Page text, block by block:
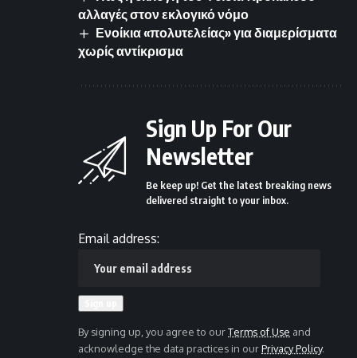
αλλαγές στον εκλογικό νόμο
Ενοίκια «πολυτελείας» για διαμερίσματα
χωρίς αντίκρισμα
Sign Up For Our
Newsletter
Be keep up! Get the latest breaking news
delivered straight to your inbox.
Email address:
By signing up, you agree to ourTerms of Use and
acknowledge the data practices in ourPrivacy Policy.